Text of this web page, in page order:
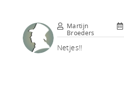
Martijn
Broeders
Netjes!!